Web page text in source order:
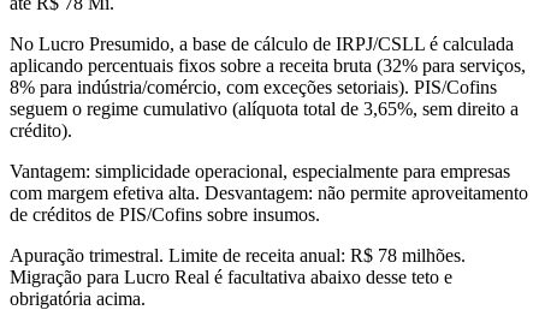
No Lucro Presumido, a base de cálculo de IRPJ/CSLL é calculada
aplicando percentuais fixos sobre a receita bruta (32% para serviços,
8% para indústria/comércio, com exceções setoriais). PIS/Cofins
seguem o regime cumulativo (alíquota total de 3,65%, sem direito a
crédito).
Vantagem: simplicidade operacional, especialmente para empresas
com margem efetiva alta. Desvantagem: não permite aproveitamento
de créditos de PIS/Cofins sobre insumos.
Apuração trimestral. Limite de receita anual: R$ 78 milhões.
Migração para Lucro Real é facultativa abaixo desse teto e
obrigatória acima.